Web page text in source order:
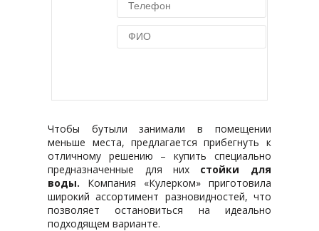
Чтобы бутыли занимали в помещении
меньше места, предлагается прибегнуть к
отличному решению – купить специально
предназначенные для них стойки для
воды. Компания «Кулерком» приготовила
широкий ассортимент разновидностей, что
позволяет остановиться на идеально
подходящем варианте.